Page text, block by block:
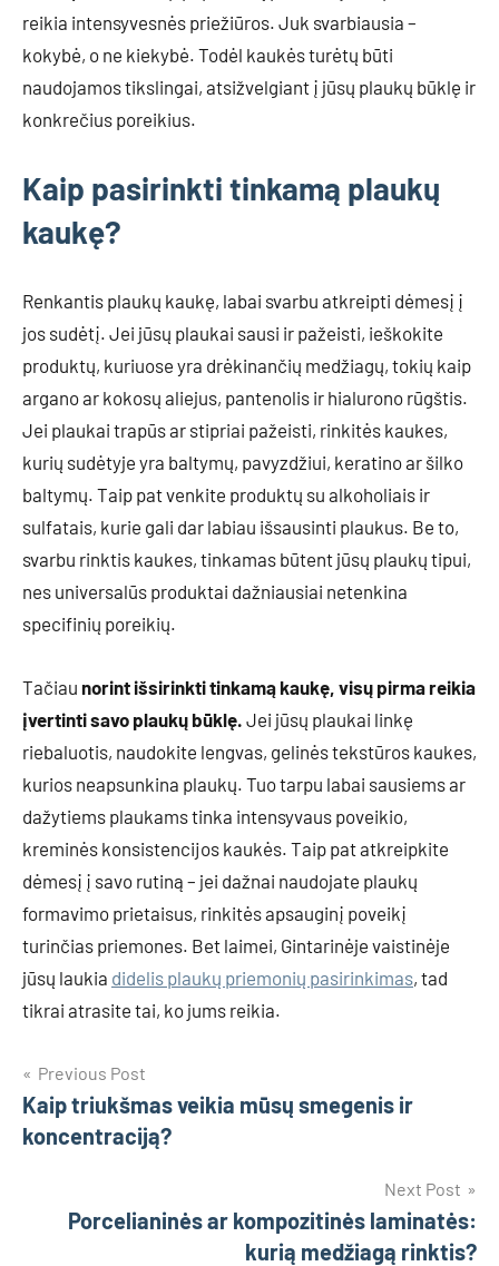
reikia intensyvesnės priežiūros. Juk svarbiausia –
kokybė, o ne kiekybė. Todėl kaukės turėtų būti
naudojamos tikslingai, atsižvelgiant į jūsų plaukų būklę ir
konkrečius poreikius.
Kaip pasirinkti tinkamą plaukų
kaukę?
Renkantis plaukų kaukę, labai svarbu atkreipti dėmesį į
jos sudėtį. Jei jūsų plaukai sausi ir pažeisti, ieškokite
produktų, kuriuose yra drėkinančių medžiagų, tokių kaip
argano ar kokosų aliejus, pantenolis ir hialurono rūgštis.
Jei plaukai trapūs ar stipriai pažeisti, rinkitės kaukes,
kurių sudėtyje yra baltymų, pavyzdžiui, keratino ar šilko
baltymų. Taip pat venkite produktų su alkoholiais ir
sulfatais, kurie gali dar labiau išsausinti plaukus. Be to,
svarbu rinktis kaukes, tinkamas būtent jūsų plaukų tipui,
nes universalūs produktai dažniausiai netenkina
specifinių poreikių.
Tačiau norint išsirinkti tinkamą kaukę, visų pirma reikia
įvertinti savo plaukų būklę. Jei jūsų plaukai linkę
riebaluotis, naudokite lengvas, gelinės tekstūros kaukes,
kurios neapsunkina plaukų. Tuo tarpu labai sausiems ar
dažytiems plaukams tinka intensyvaus poveikio,
kreminės konsistencijos kaukės. Taip pat atkreipkite
dėmesį į savo rutiną – jei dažnai naudojate plaukų
formavimo prietaisus, rinkitės apsauginį poveikį
turinčias priemones. Bet laimei, Gintarinėje vaistinėje
jūsų laukia didelis plaukų priemonių pasirinkimas, tad
tikrai atrasite tai, ko jums reikia.
Navigacija
tarp
Previous Post
Kaip triukšmas veikia mūsų smegenis ir
koncentraciją?
Next Post
Porcelianinės ar kompozitinės laminatės:
kurią medžiagą rinktis?